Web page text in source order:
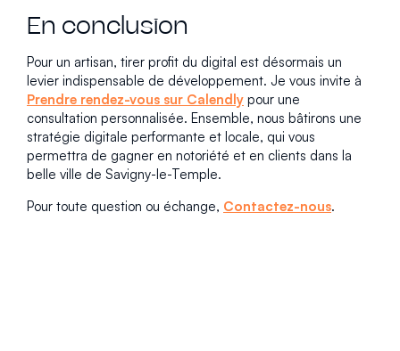
En conclusion
Pour un artisan, tirer profit du digital est désormais un
levier indispensable de développement. Je vous invite à
Prendre rendez-vous sur Calendly pour une
consultation personnalisée. Ensemble, nous bâtirons une
stratégie digitale performante et locale, qui vous
permettra de gagner en notoriété et en clients dans la
belle ville de Savigny-le-Temple.
Pour toute question ou échange, Contactez-nous.